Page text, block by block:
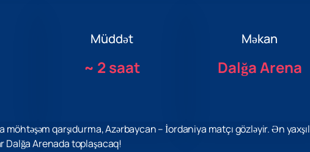
Müddət
~ 2 saat
Məkan
Dalğa Arena
qarşıdurma, Azərbaycan – İordaniya matçı gözləyir. Ən
Dalğa Arenada toplaşacaq!